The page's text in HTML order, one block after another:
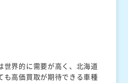
世界的に需要が高く、北海道
も高価買取が期待できる車種